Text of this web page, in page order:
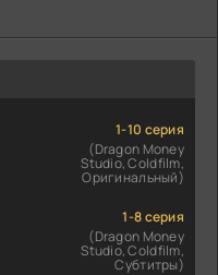
1-10 серия
(Dragon Money
Studio, Coldfilm,
Оригинальный)
1-8 серия
(Dragon Money
Studio, Coldfilm,
Субтитры)